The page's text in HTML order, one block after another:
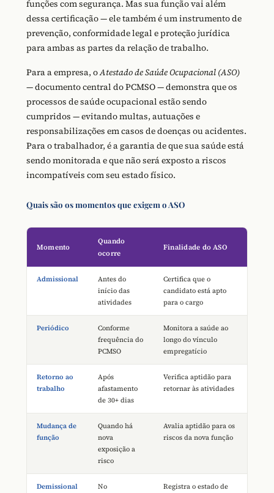
funções com segurança. Mas sua função vai além
dessa certificação — ele também é um instrumento de
prevenção, conformidade legal e proteção jurídica
para ambas as partes da relação de trabalho.
Para a empresa, oAtestado de Saúde Ocupacional (ASO)
— documento central do PCMSO — demonstra que os
processos de saúde ocupacional estão sendo
cumpridos — evitando multas, autuações e
responsabilizações em casos de doenças ou acidentes.
Para o trabalhador, é a garantia de que sua saúde está
sendo monitorada e que não será exposto a riscos
incompatíveis com seu estado físico.
Quais são os momentos que exigem o ASO
Momento
Quando
ocorre
Finalidade do ASO
Admissional
Antes do
início das
atividades
Certifica que o
candidato está apto
para o cargo
Periódico
Conforme
frequência do
PCMSO
Monitora a saúde ao
longo do vínculo
empregatício
Retorno ao
trabalho
Após
afastamento
de 30+ dias
Verifica aptidão para
retornar às atividades
Mudança de
função
Quando há
nova
exposição a
risco
Avalia aptidão para os
riscos da nova função
Demissional
No
Registra o estado de